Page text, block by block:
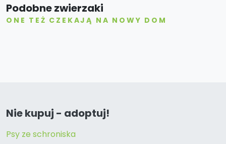
Podobne zwierzaki
ONE TEŻ CZEKAJĄ NA NOWY DOM
Nie kupuj - adoptuj!
Psy ze schroniska